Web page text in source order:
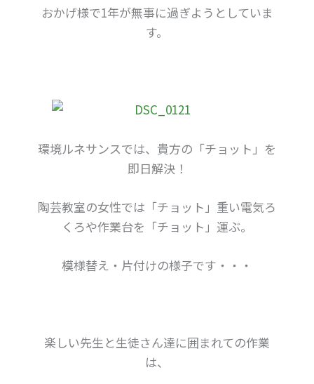
おかげ様で1年が無事に過ぎようとしていま
す。
環境ルネサンスでは、貴方の「チョット」を
即日解決！
陶芸教室の女性では「チョット」重い電気ろ
くろや作業台を「チョット」運ぶ。
模様替え・片付けの様子です・・・
楽しい先生と生徒さん達に囲まれての作業
は、